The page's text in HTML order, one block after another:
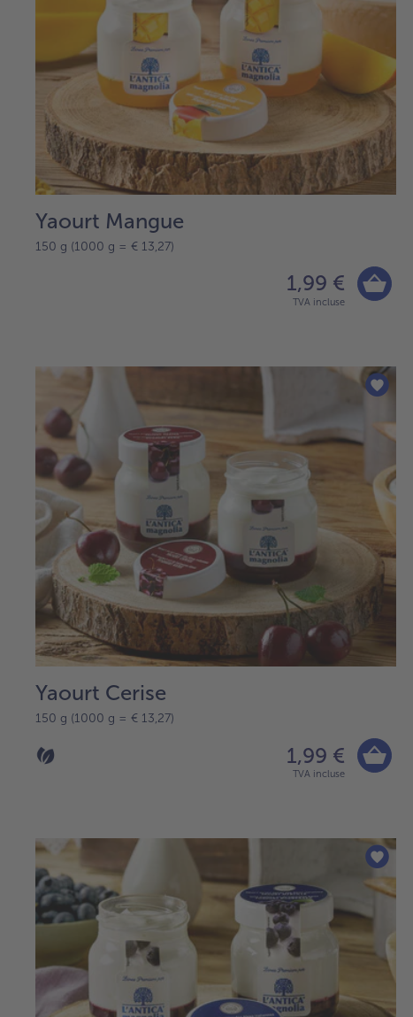
Yaourt Mangue
150 g (1000 g = € 13,27)
1,99 €
TVA incluse
Yaourt Cerise
150 g (1000 g = € 13,27)
1,99 €
TVA incluse